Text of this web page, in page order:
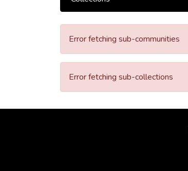
Error fetching sub-communities
Error fetching sub-collections